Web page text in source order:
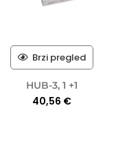
Brzi pregled
HUB-3, 1 +1
40,56 €